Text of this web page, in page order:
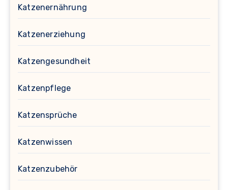
Katzenernährung
Katzenerziehung
Katzengesundheit
Katzenpflege
Katzensprüche
Katzenwissen
Katzenzubehör